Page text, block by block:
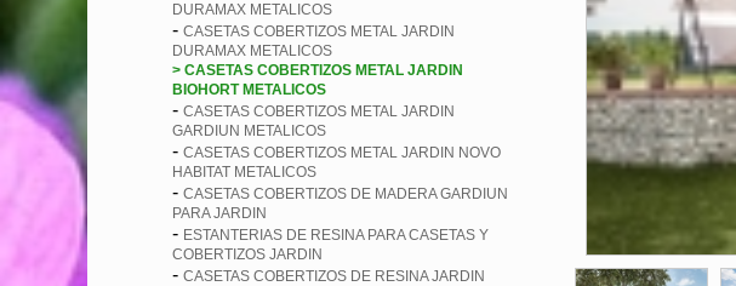
DURAMAX METALICOS
- CASETAS COBERTIZOS METAL JARDIN
DURAMAX METALICOS
> CASETAS COBERTIZOS METAL JARDIN
BIOHORT METALICOS
- CASETAS COBERTIZOS METAL JARDIN
GARDIUN METALICOS
- CASETAS COBERTIZOS METAL JARDIN NOVO
HABITAT METALICOS
- CASETAS COBERTIZOS DE MADERA GARDIUN
PARA JARDIN
- ESTANTERIAS DE RESINA PARA CASETAS Y
COBERTIZOS JARDIN
- CASETAS COBERTIZOS DE RESINA JARDIN